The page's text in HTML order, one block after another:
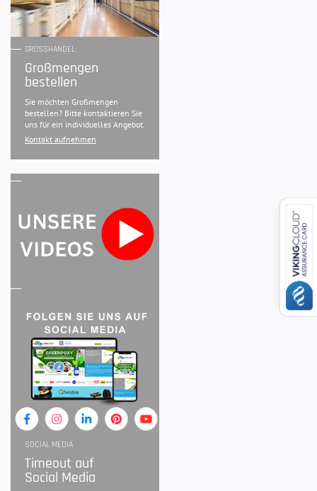
GROSSHANDEL
Großmengen
bestellen
Sie möchten Großmengen
bestellen? Bitte kontaktieren Sie
uns für ein individuelles Angebot.
Kontakt aufnehmen
SOCIAL MEDIA
Timeout auf
Social Media